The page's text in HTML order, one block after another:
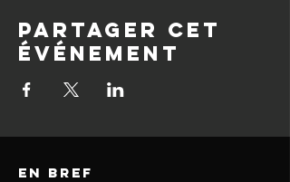
Partager cet
événement
en bref